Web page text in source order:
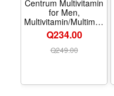
Centrum Multivitamin
for Men,
Multivitamin/Multimineral
Supplement with
Vitamin D3, B
Vitamins and
200 Count | Contains
Q234.00
Q249.00